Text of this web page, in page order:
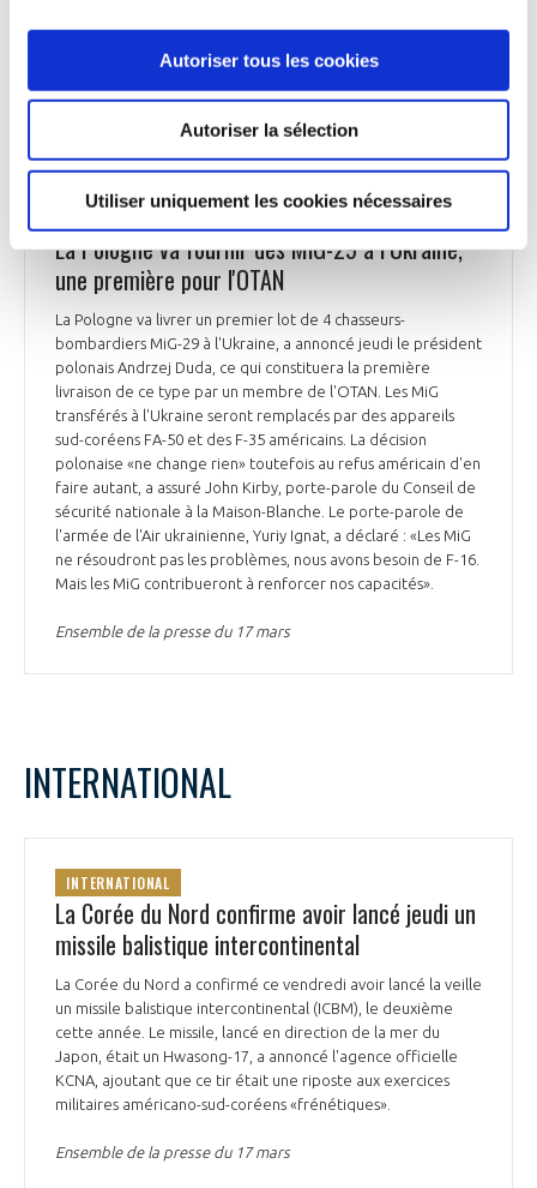
Autoriser tous les cookies
Autoriser la sélection
Utiliser uniquement les cookies nécessaires
UKRAINE
La Pologne va fournir des MiG-29 à l’Ukraine,
une première pour l'OTAN
La Pologne va livrer un premier lot de 4 chasseurs-
bombardiers MiG-29 à l'Ukraine, a annoncé jeudi le président
polonais Andrzej Duda, ce qui constituera la première
livraison de ce type par un membre de l'OTAN. Les MiG
transférés à l'Ukraine seront remplacés par des appareils
sud-coréens FA-50 et des F-35 américains. La décision
polonaise «ne change rien» toutefois au refus américain d'en
faire autant, a assuré John Kirby, porte-parole du Conseil de
sécurité nationale à la Maison-Blanche. Le porte-parole de
l'armée de l'Air ukrainienne, Yuriy Ignat, a déclaré : «Les MiG
ne résoudront pas les problèmes, nous avons besoin de F-16.
Mais les MiG contribueront à renforcer nos capacités».
Ensemble de la presse du 17 mars
INTERNATIONAL
INTERNATIONAL
La Corée du Nord confirme avoir lancé jeudi un
missile balistique intercontinental
La Corée du Nord a confirmé ce vendredi avoir lancé la veille
un missile balistique intercontinental (ICBM), le deuxième
cette année. Le missile, lancé en direction de la mer du
Japon, était un Hwasong-17, a annoncé l'agence officielle
KCNA, ajoutant que ce tir était une riposte aux exercices
militaires américano-sud-coréens «frénétiques».
Ensemble de la presse du 17 mars